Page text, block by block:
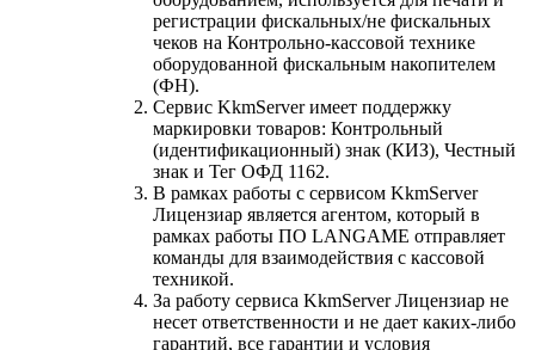
регистрации фискальных/не фискальных
чеков на Контрольно-кассовой технике
оборудованной фискальным накопителем
(ФН).
Сервис KkmServer имеет поддержку
маркировки товаров: Контрольный
(идентификационный) знак (КИЗ), Честный
знак и Тег ОФД 1162.
В рамках работы с сервисом KkmServer
Лицензиар является агентом, который в
рамках работы ПО LANGAME отправляет
команды для взаимодействия с кассовой
техникой.
За работу сервиса KkmServer Лицензиар не
несет ответственности и не дает каких-либо
гарантий, все гарантии и условия